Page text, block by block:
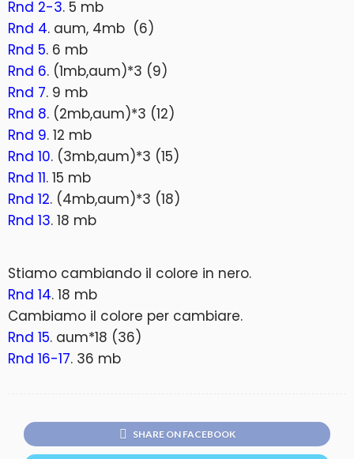
Rnd 2-3. 5 mb
Rnd 4. aum, 4mb (6)
Rnd 5. 6 mb
Rnd 6. (1mb,aum)*3 (9)
Rnd 7. 9 mb
Rnd 8. (2mb,aum)*3 (12)
Rnd 9. 12 mb
Rnd 10. (3mb,aum)*3 (15)
Rnd 11. 15 mb
Rnd 12. (4mb,aum)*3 (18)
Rnd 13. 18 mb
Stiamo cambiando il colore in nero.
Rnd 14. 18 mb
Cambiamo il colore per cambiare.
Rnd 15. aum*18 (36)
Rnd 16-17. 36 mb
SHARE ON FACEBOOK